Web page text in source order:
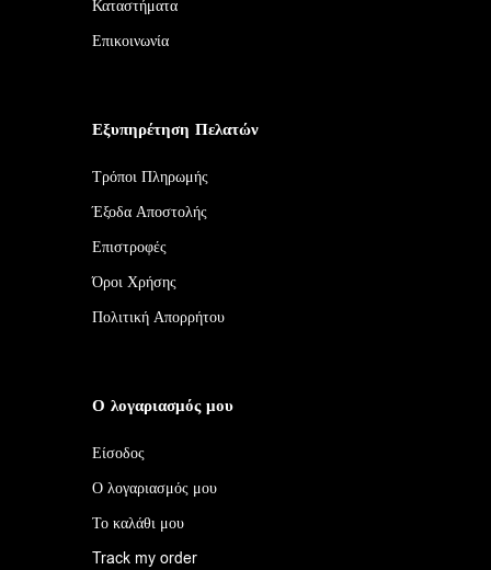
Καταστήματα
Επικοινωνία
Εξυπηρέτηση Πελατών
Τρόποι Πληρωμής
Έξοδα Αποστολής
Επιστροφές
Όροι Χρήσης
Πολιτική Απορρήτου
Ο λογαριασμός μου
Είσοδος
Ο λογαριασμός μου
Το καλάθι μου
Track my order